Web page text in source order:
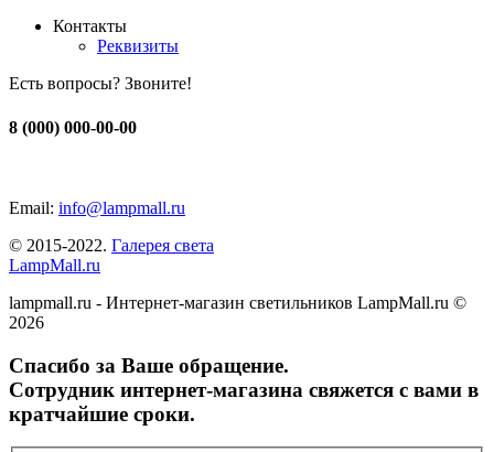
Контакты
Реквизиты
Есть вопросы? Звоните!
8 (000) 000-00-00
Email: info@lampmall.ru
© 2015-2022. Галерея света
LampMall.ru
lampmall.ru - Интернет-магазин светильников LampMall.ru ©
2026
Спасибо за Ваше обращение.
Сотрудник интернет-магазина свяжется с вами в
кратчайшие сроки.